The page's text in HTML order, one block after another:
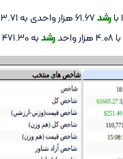
رشد
با 4.08 هزار واحد رشدبه 471.30 هزار واحد رسید.